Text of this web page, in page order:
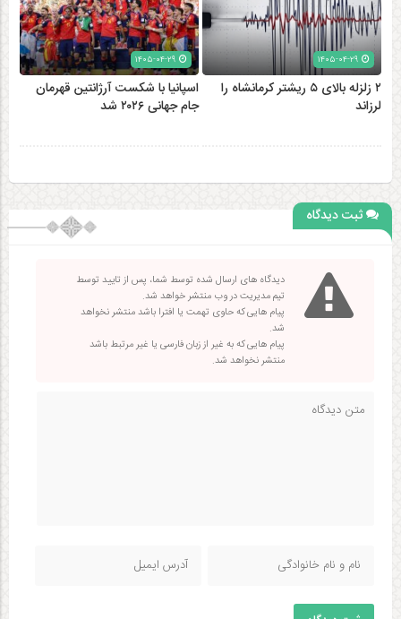
۲ زلزله‌ بالای ۵ ریشتر کرمانشاه را
لرزاند
اسپانیا با شکست آرژانتین قهرمان
جام جهانی ۲۰۲۶ شد
ثبت دیدگاه
دیدگاه های ارسال شده توسط شما، پس از تایید توسط
تیم مدیریت در وب منتشر خواهد شد.
پیام هایی که حاوی تهمت یا افترا باشد منتشر نخواهد
شد.
پیام هایی که به غیر از زبان فارسی یا غیر مرتبط باشد
منتشر نخواهد شد.